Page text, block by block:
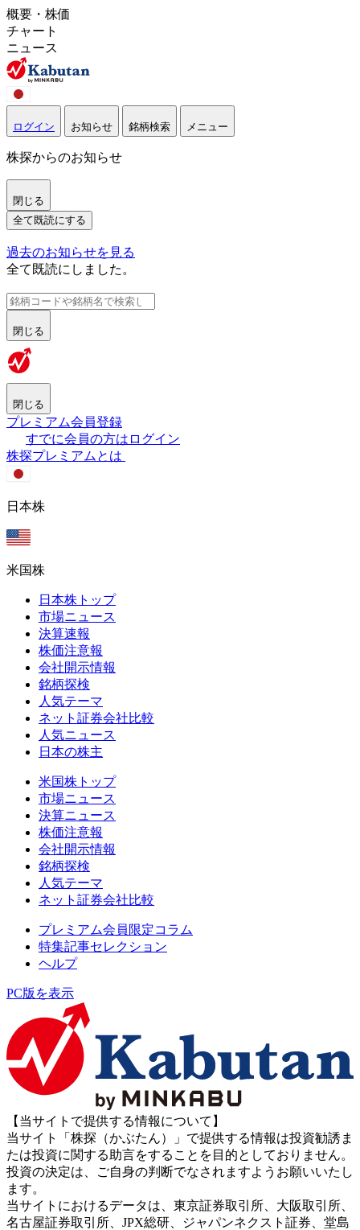
概要・株価
チャート
ニュース
ログイン お知らせ 銘柄検索 メニュー
株探からのお知らせ
閉じる
全て既読にする
過去のお知らせを見る
全て既読にしました。
閉じる
閉じる
プレミアム会員登録
すでに会員の方はログイン
株探プレミアムとは
日本株
米国株
日本株トップ
市場ニュース
決算速報
株価注意報
会社開示情報
銘柄探検
人気テーマ
ネット証券会社比較
人気ニュース
日本の株主
米国株トップ
市場ニュース
決算ニュース
株価注意報
会社開示情報
銘柄探検
人気テーマ
ネット証券会社比較
プレミアム会員限定コラム
特集記事セレクション
ヘルプ
PC版を表示
【当サイトで提供する情報について】
当サイト「株探（かぶたん）」で提供する情報は投資勧誘ま
たは投資に関する助言をすることを目的としておりません。
投資の決定は、ご自身の判断でなされますようお願いいたし
ます。
当サイトにおけるデータは、東京証券取引所、大阪取引所、
名古屋証券取引所、JPX総研、ジャパンネクスト証券、堂島